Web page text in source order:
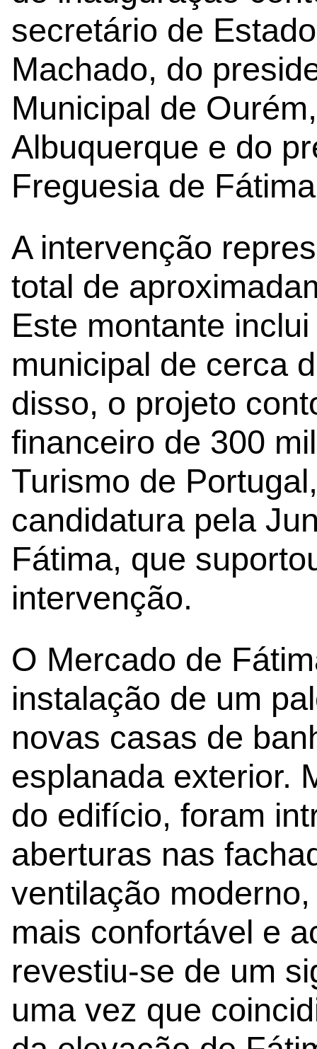
secretário de
Machado, do
Municipal de
Albuquerque e do
Freguesia de
A intervenção
total de
Este montante
municipal de cerca
disso, o projeto
financeiro de 300
Turismo de
candidatura pela
Fátima, que
intervenção.
O Mercado de
instalação de um
novas casas de
esplanada exterior.
do edifício, foram
aberturas nas
ventilação
mais confortável e
revestiu-se de um
uma vez que